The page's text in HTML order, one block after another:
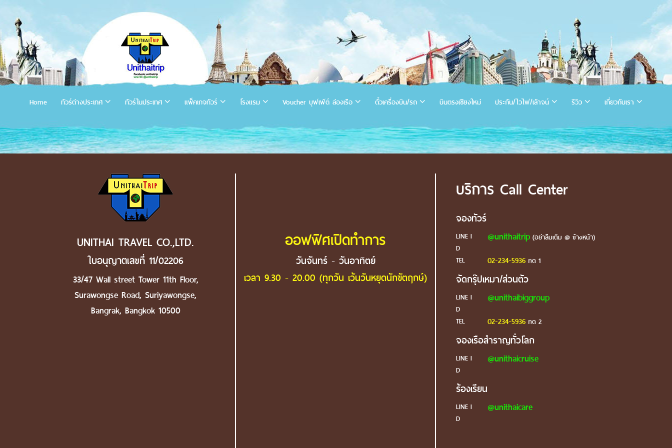
Home ทัวร์ต่างประเทศ ทัวร์ในประเทศ แพ็คเกจทัวร์ โรงแรม Voucher บุฟเฟ่ต์ ล่องเรือ ตั๋วเครื่องบิน/รถ บินตรงเชียงใหม่ ประกัน/ไวไฟ/เล้าจน์ รีวิว เกี่ยวกับเรา
UNITHAI TRAVEL CO.,LTD.
ใบอนุญาตเลขที่ 11/02206
33/47 Wall street Tower 11th Floor,
Surawongse Road, Suriyawongse,
Bangrak, Bangkok 10500
ออฟฟิศเปิดทำการ
วันจันทร์ - วันอาทิตย์
เวลา 9.30 - 20.00 (ทุกวัน เว้นวันหยุดนักขัตฤกษ์)
บริการ Call Center
จองทัวร์
LINE I
D
@unithaitrip(อย่าลืมเติม @ ข้างหน้า)
TEL 02-234-5936กด 1
จัดกรุ๊ปเหมา/ส่วนตัว
LINE I
D
@unithaibiggroup
TEL 02-234-5936กด 2
จองเรือสำราญทั่วโลก
LINE I
D
@unithaicruise
ร้องเรียน
LINE I
D
@unithaicare